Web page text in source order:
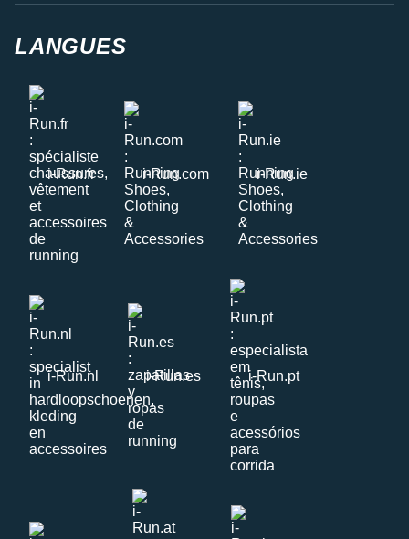
LANGUES
i-Run.fr i-Run.com i-Run.ie
i-Run.nl i-Run.es i-Run.pt